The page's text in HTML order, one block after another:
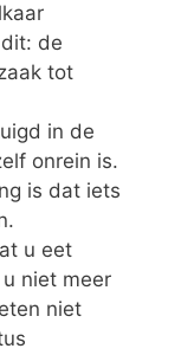
de
tot
in de
onrein is.
is dat iets
u eet
niet meer
niet